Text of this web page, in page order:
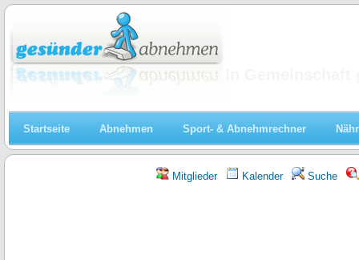
Startseite Abnehmen Sport- & Abnehmrechner
Mitglieder Kalender Suche